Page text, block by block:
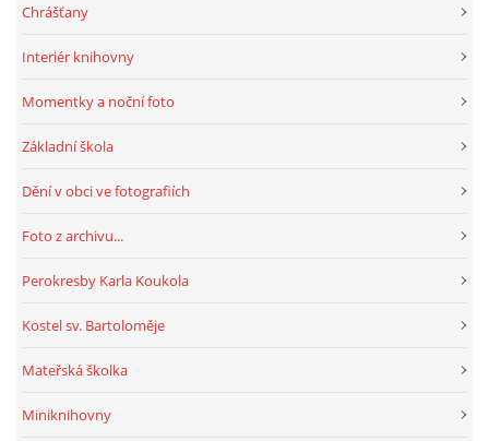
Chrášťany
Interiér knihovny
Momentky a noční foto
Základní škola
Dění v obci ve fotografiích
Foto z archivu...
Perokresby Karla Koukola
Kostel sv. Bartoloměje
Mateřská školka
Miniknihovny